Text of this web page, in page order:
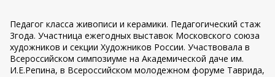
Педагог класса живописи и керамики. Педагогический стаж
3года. Участница ежегодных выставок Московского союза
художников и секции Художников России. Участвовала в
Всероссийском симпозиуме на Академической даче им.
И.Е.Репина, в Всероссийском молодежном форуме Таврида,